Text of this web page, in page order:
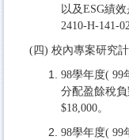
以及ESG績
2410-H-141-
(四) 校內專案研究計
98學年度( 99
分配盈餘稅
$18,000。
98學年度( 99